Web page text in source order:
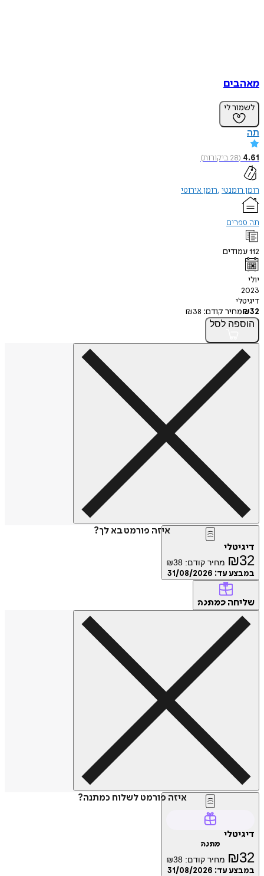
מאהבים
לשמור לי
תה
4.61
(
28ביקורות)
רומן רומנטי רומן אירוטי
תה ספרים
112עמודים
יולי
2023
דיגיטלי
₪32 מחיר קודם: ₪38
הוספה לסל
איזה פורמט בא לך?
דיגיטלי
₪32 מחיר קודם: ₪38
במבצע עד: 31/08/2026
שליחה כמתנה
איזה פורמט לשלוח כמתנה?
דיגיטלי
מתנה
₪32 מחיר קודם: ₪38
במבצע עד: 31/08/2026